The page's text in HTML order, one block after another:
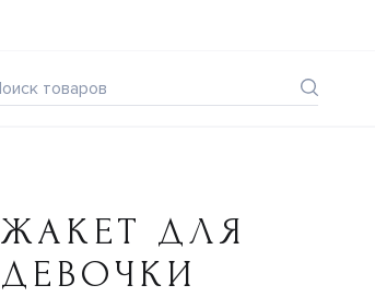
ЖАКЕТ ДЛЯ
ДЕВОЧКИ